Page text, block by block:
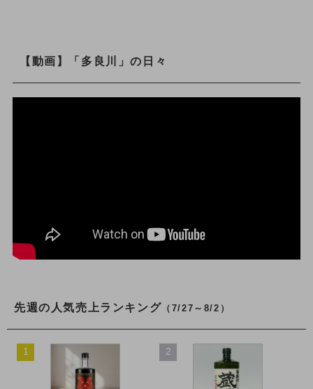
【動画】「多良川」の日々
先週の人気売上ランキング （7/27～8/2）
1 2